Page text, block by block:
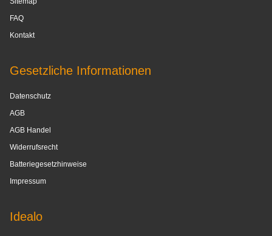
FAQ
Kontakt
Gesetzliche Informationen
Datenschutz
AGB
AGB Handel
Widerrufsrecht
Batteriegesetzhinweise
Impressum
Idealo